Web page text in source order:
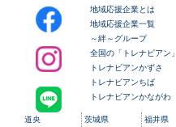
地域応援企業とは
地域応援企業一覧
～絆～グループ
全国の「トレナビアン」
トレナビアンかずさ
トレナビアンちば
トレナビアンかながわ
道央 茨城県 福井県